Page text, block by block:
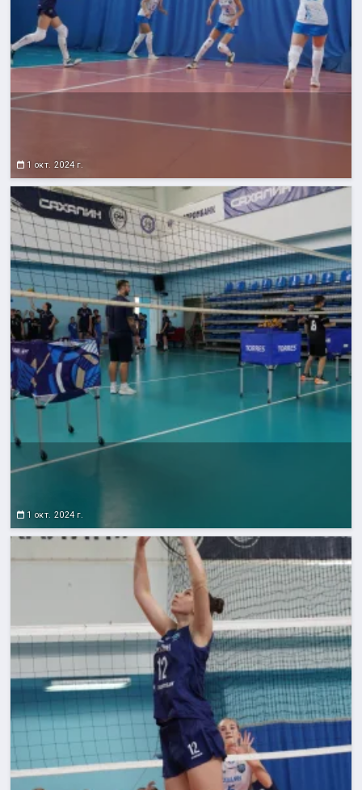
1 окт. 2024 г.
1 окт. 2024 г.